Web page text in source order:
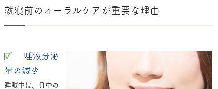
就寝前のオーラルケアが重要な理由
唾液分泌
量の減少
睡眠中は、日中の